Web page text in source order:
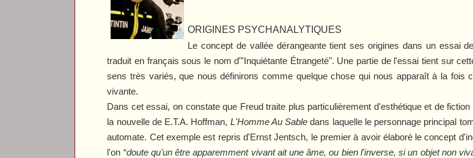
ORIGINES PSYCHANALYTIQUES
Le concept de vallée dérangeante tient ses origines dans un essai
traduit en français sous le nom d"'Inquiétante Étrangeté". Une partie de l'essai tient sur
sens très variés, que nous définirons comme quelque chose qui nous apparaît à la fois
vivante.
Dans cet essai, on constate que Freud traite plus particulièrement d'esthétique et de
la nouvelle de E.T.A. Hoffman, L'Homme Au Sable dans laquelle le personnage principal
automate. Cet exemple est repris d'Ernst Jentsch, le premier à avoir élaboré le concept
l'on “doute qu'un être apparemment vivant ait une âme, ou bien l'inverse, si un objet non